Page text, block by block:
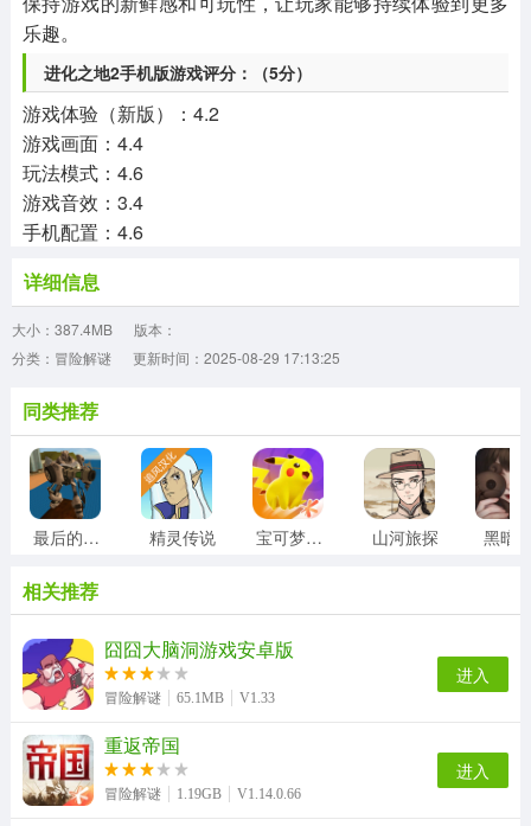
乐趣。
进化之地2手机版游戏评分：（5分）
游戏体验（新版）：4.2
游戏画面：4.4
玩法模式：4.6
游戏音效：3.4
手机配置：4.6
详细信息
大小：387.4MB
版本：
分类：冒险解谜
更新时间：2025-08-29 17:13:25
同类推荐
最后的子弹 精灵传说 宝可梦大集结 山河旅探 黑暗
相关推荐
囧囧大脑洞游戏安卓版
冒险解谜 65.1MB V1.33
进入
重返帝国
冒险解谜 1.19GB V1.14.0.66
进入